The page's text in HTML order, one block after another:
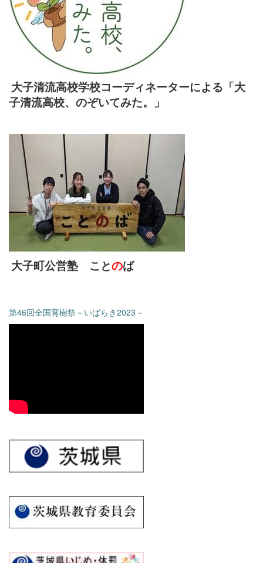
大子清流高校学校コーディネーターによる 「大
子清流高校、のぞいてみた。」
大子町公営塾 ことのば
第46回全国育樹祭－いばらき2023－